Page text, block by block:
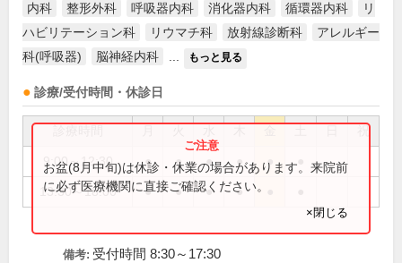
内科 整形外科 呼吸器内科 消化器内科 循環器内科
リ
ハビリテーション科
リウマチ科 放射線診断科
アレルギー
科(呼吸器)
脳神経内科 もっと見る
診療/受付時間・休診日
祝
9:00～12:30 ● ● ● ● ●
13:30～18:00 ● ● ● ●
お盆(8月中旬)は休診・休業の場合があります。来院前
に必ず医療機関に直接ご確認ください。
×閉じる
備考: 受付時間 8:30～17:30